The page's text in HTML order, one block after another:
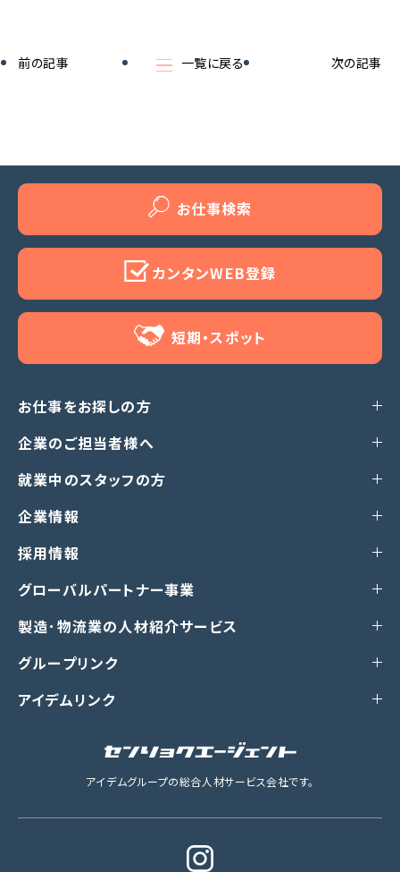
前の記事 一覧に戻る 次の記事
お仕事検索
カンタンWEB登録
短期・スポット
お仕事をお探しの方
企業のご担当者様へ
就業中のスタッフの方
企業情報
採用情報
グローバルパートナー事業
製造･物流業の人材紹介サービス
グループリンク
アイデムリンク
アイデムグループの総合人材サービス会社です。